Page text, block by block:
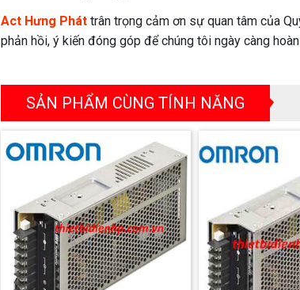
Act Hưng Phát trân trọng cảm ơn sự quan tâm của
phản hồi, ý kiến đóng góp để chúng tôi ngày càng
SẢN PHẨM CÙNG TÍNH NĂNG